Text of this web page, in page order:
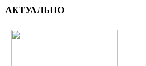
АКТУАЛЬНО